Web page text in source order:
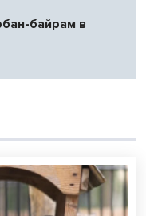
байрам в